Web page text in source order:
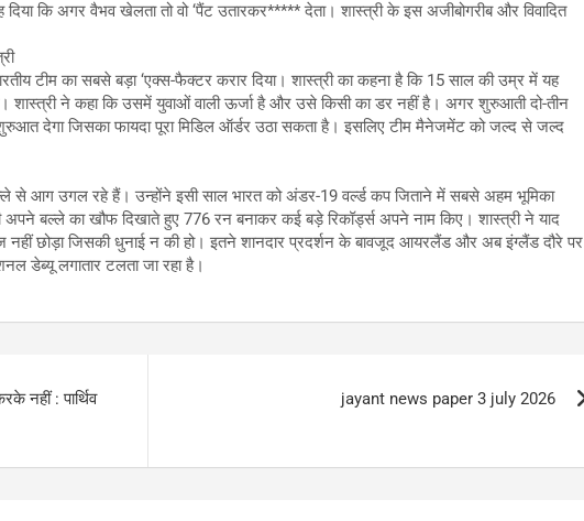
दिया कि अगर वैभव खेलता तो वो ‘पैंट उतारकर***** देता। शास्त्री के इस अजीबोगरीब और विवादित
टीम का सबसे बड़ा ‘एक्स-फैक्टर करार दिया। शास्त्री का कहना है कि 15 साल की उम्र में यह
शास्त्री ने कहा कि उसमें युवाओं वाली ऊर्जा है और उसे किसी का डर नहीं है। अगर शुरुआती दो-तीन
देगा जिसका फायदा पूरा मिडिल ऑर्डर उठा सकता है। इसलिए टीम मैनेजमेंट को जल्द से जल्द
से आग उगल रहे हैं। उन्होंने इसी साल भारत को अंडर-19 वर्ल्ड कप जिताने में सबसे अहम भूमिका
बल्ले का खौफ दिखाते हुए 776 रन बनाकर कई बड़े रिकॉर्ड्स अपने नाम किए। शास्त्री ने याद
नहीं छोड़ा जिसकी धुनाई न की हो। इतने शानदार प्रदर्शन के बावजूद आयरलैंड और अब इंग्लैंड दौरे पर
डेब्यू लगातार टलता जा रहा है।
नहीं : पार्थिव
jayant news paper 3 july 2026